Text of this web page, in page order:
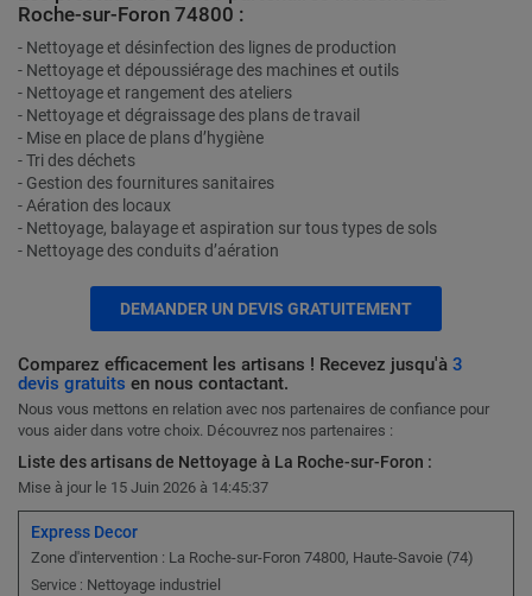
Roche-sur-Foron 74800 :
- Nettoyage et désinfection des lignes de production
- Nettoyage et dépoussiérage des machines et outils
- Nettoyage et rangement des ateliers
- Nettoyage et dégraissage des plans de travail
- Mise en place de plans d’hygiène
- Tri des déchets
- Gestion des fournitures sanitaires
- Aération des locaux
- Nettoyage, balayage et aspiration sur tous types de sols
- Nettoyage des conduits d’aération
DEMANDER UN DEVIS GRATUITEMENT
Comparez efficacement les artisans ! Recevez jusqu'à 3
devis gratuits en nous contactant.
Nous vous mettons en relation avec nos partenaires de confiance pour
vous aider dans votre choix. Découvrez nos partenaires :
Liste des artisans de Nettoyage à La Roche-sur-Foron :
Mise à jour le 15 Juin 2026 à 14:45:37
Express Decor
Zone d'intervention : La Roche-sur-Foron 74800, Haute-Savoie (74)
Service : Nettoyage industriel